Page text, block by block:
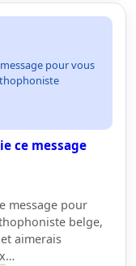
pour vous
ce message
message pour
belge,
aimerais